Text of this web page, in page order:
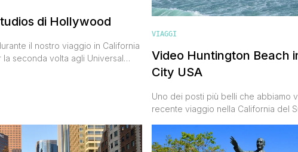
di Hollywood
il nostro viaggio in California
seconda volta agli Universal
VIAGGI
Video Huntington Beach
City USA
Uno dei posti più belli che abbiamo
recente viaggio nella California del
tavola importata dalle Hawaii agli
divenuta negli anni '50 il simbolo di